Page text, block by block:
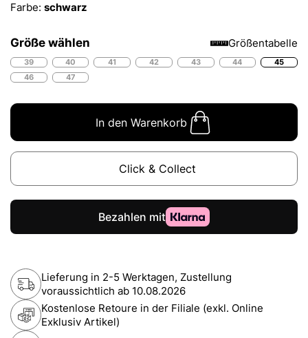
Farbe: schwarz
Größe wählen Größentabelle
39 40 41 42 43 44
45
46
47
In den Warenkorb
Click & Collect
Lieferung in 2-5 Werktagen, Zustellung
voraussichtlich ab 10.08.2026
Kostenlose Retoure in der Filiale (exkl. Online
Exklusiv Artikel)